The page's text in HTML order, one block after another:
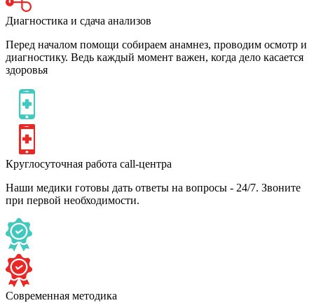
Диагностика и сдача анализов
Перед началом помощи собираем анамнез, проводим осмотр и
диагностику. Ведь каждый момент важен, когда дело касается
здоровья
Круглосуточная работа call-центра
Наши медики готовы дать ответы на вопросы - 24/7. Звоните
при первой необходимости.
Современная методика